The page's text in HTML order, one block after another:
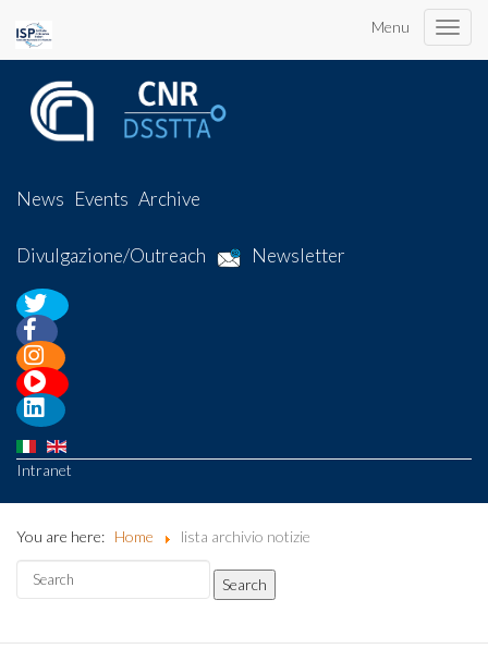
Menu
Toggle
News Events Archive
Divulgazione/Outreach Newsletter
Intranet
You are here: Home lista archivio notizie